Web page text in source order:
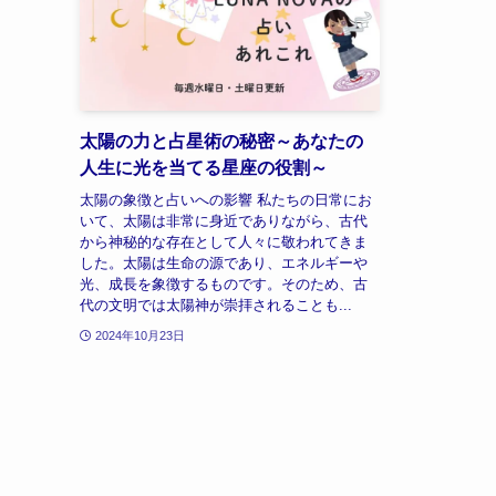
太陽の力と占星術の秘密～あなたの
人生に光を当てる星座の役割～
太陽の象徴と占いへの影響 私たちの日常にお
いて、太陽は非常に身近でありながら、古代
から神秘的な存在として人々に敬われてきま
した。太陽は生命の源であり、エネルギーや
光、成長を象徴するものです。そのため、古
代の文明では太陽神が崇拝されることも...
2024年10月23日